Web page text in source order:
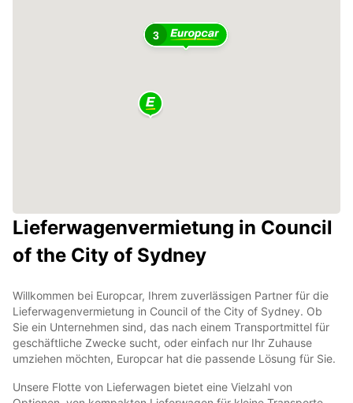
3
Lieferwagenvermietung in Council
of the City of Sydney
Willkommen bei Europcar, Ihrem zuverlässigen Partner für die
Lieferwagenvermietung in Council of the City of Sydney. Ob
Sie ein Unternehmen sind, das nach einem Transportmittel für
geschäftliche Zwecke sucht, oder einfach nur Ihr Zuhause
umziehen möchten, Europcar hat die passende Lösung für Sie.
Unsere Flotte von Lieferwagen bietet eine Vielzahl von